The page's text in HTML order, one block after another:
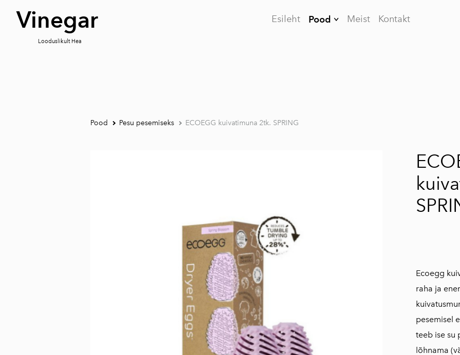
Vinegar
Looduslikult Hea
Esileht Pood Meist Kontakt
Pood Pesu pesemiseks ECOEGG kuivatimuna 2tk. SPRING
Ecoegg
raha ja
pesemisel
teeb ise su
lõhnama